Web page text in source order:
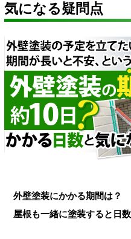
気になる疑問点
外壁塗装にかかる期間は？
屋根も一緒に塗装すると日